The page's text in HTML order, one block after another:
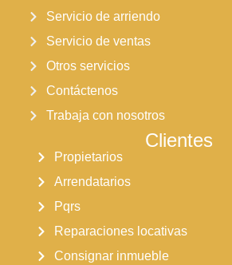
Servicio de arriendo
Servicio de ventas
Otros servicios
Contáctenos
Trabaja con nosotros
Clientes
Propietarios
Arrendatarios
Pqrs
Reparaciones locativas
Consignar inmueble